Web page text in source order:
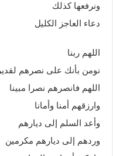
ونرفعها كذلك
دعاء العاجز الكليل
اللهم ربنا
نومن بأنك على نصرهم لقدير
اللهم فانصرهم نصرا مبينا
وارزقهم أمنا وأمانا
وأعد السلم إلى ديارهم
وردهم إلى ديارهم مكرمين